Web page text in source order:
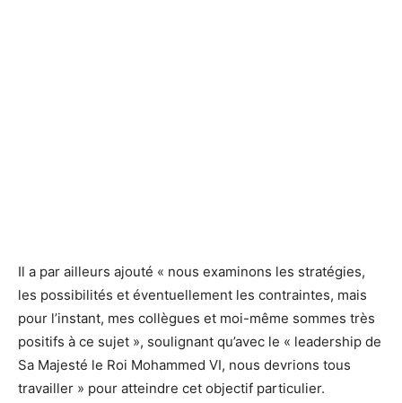
Il a par ailleurs ajouté « nous examinons les stratégies,
les possibilités et éventuellement les contraintes, mais
pour l’instant, mes collègues et moi-même sommes très
positifs à ce sujet », soulignant qu’avec le « leadership de
Sa Majesté le Roi Mohammed VI, nous devrions tous
travailler » pour atteindre cet objectif particulier.